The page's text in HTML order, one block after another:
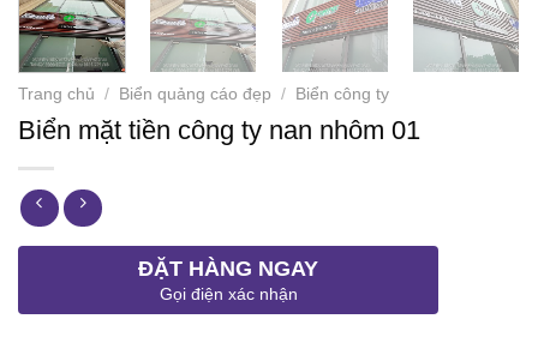
Trang chủ / Biển quảng cáo đẹp / Biển công ty
Biển mặt tiền công ty nan nhôm 01
ĐẶT HÀNG NGAY
Gọi điện xác nhận